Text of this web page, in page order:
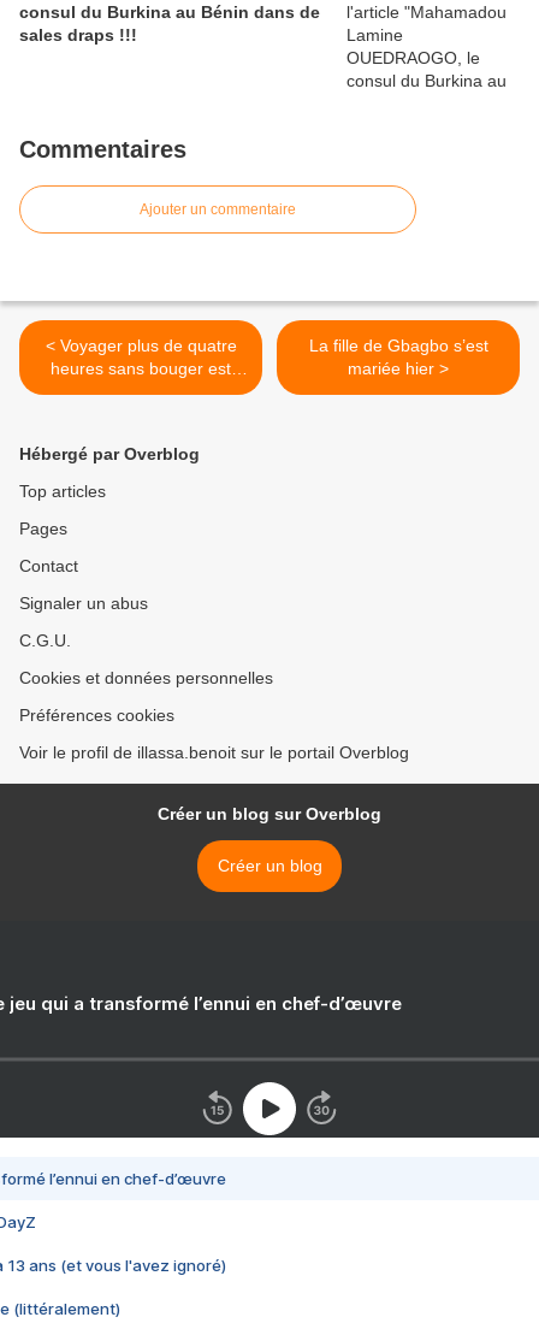
consul du Burkina au Bénin dans de
sales draps !!!
Commentaires
Ajouter un commentaire
< Voyager plus de quatre
heures sans bouger est
dangereux, selon une étude
La fille de Gbagbo s’est
mariée hier >
Hébergé par Overblog
Top articles
Pages
Contact
Signaler un abus
C.G.U.
Cookies et données personnelles
Préférences cookies
Voir le profil de illassa.benoit sur le portail Overblog
Créer un blog sur Overblog
Créer un blog
jeu qui a transformé l’ennui en chef-d’œuvre
l’ennui en chef-d’œuvre
13 ans (et vous l'avez ignoré)
(littéralement)